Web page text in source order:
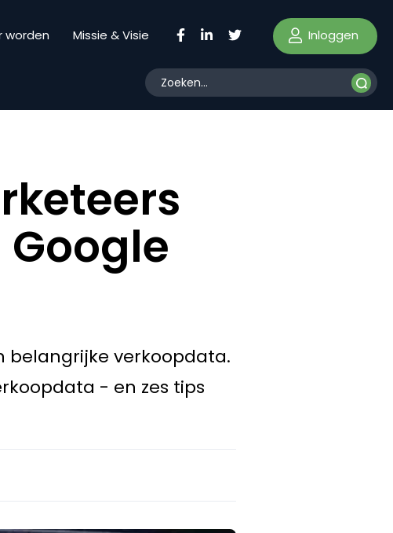
worden Missie & Visie Inloggen
belangrijke verkoopdata.
- en zes tips